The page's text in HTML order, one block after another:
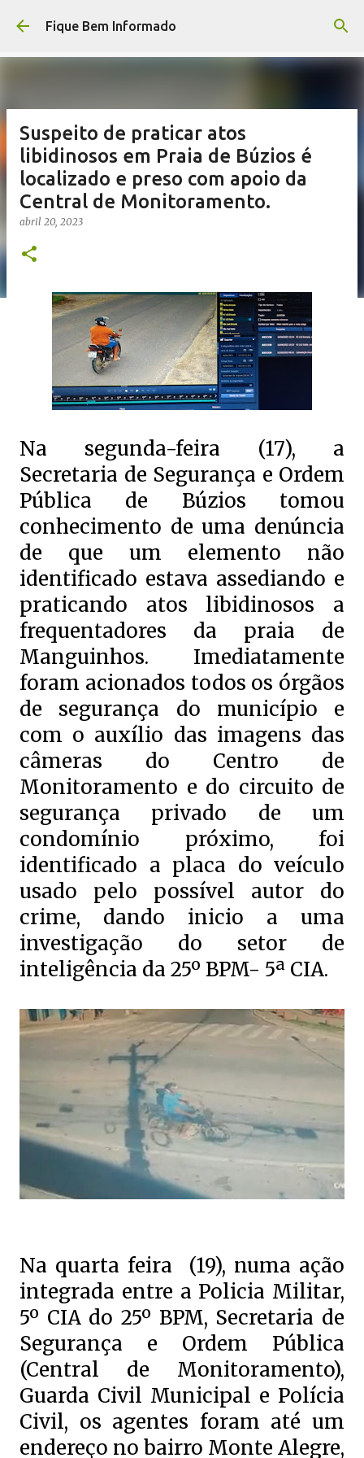
Pular para o conteúdo principal
Fique Bem Informado
Suspeito de praticar atos
libidinosos em Praia de Búzios é
localizado e preso com apoio da
Central de Monitoramento.
abril 20, 2023
Na segunda-feira (17), a
Secretaria de Segurança e Ordem
Pública de Búzios tomou
conhecimento de uma denúncia
de que um elemento não
identificado estava assediando e
praticando atos libidinosos a
frequentadores da praia de
Manguinhos. Imediatamente
foram acionados todos os órgãos
de segurança do município e
com o auxílio das imagens das
câmeras do Centro de
Monitoramento e do circuito de
segurança privado de um
condomínio próximo, foi
identificado a placa do veículo
usado pelo possível autor do
crime, dando inicio a uma
investigação do setor de
inteligência da 25º BPM- 5ª CIA.
Na quarta feira (19), numa ação
integrada entre a Policia Militar,
5º CIA do 25º BPM, Secretaria de
Segurança e Ordem Pública
(Central de Monitoramento),
Guarda Civil Municipal e Polícia
Civil, os agentes foram até um
endereço no bairro Monte Alegre,